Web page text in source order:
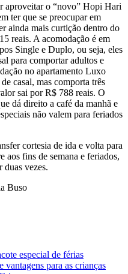
aproveitar o “novo” Hopi Hari
ter que se preocupar em
ainda mais curtição dentro do
reais. A acomodação é em
Single e Duplo, ou seja, eles
para comportar adultos e
no apartamento Luxo
casal, mas comporta três
sai por R$ 788 reais. O
dá direito a café da manhã e
não valem para feriados
cortesia de ida e volta para
aos fins de semana e feriados,
duas vezes.
Buso
especial de férias
para as crianças